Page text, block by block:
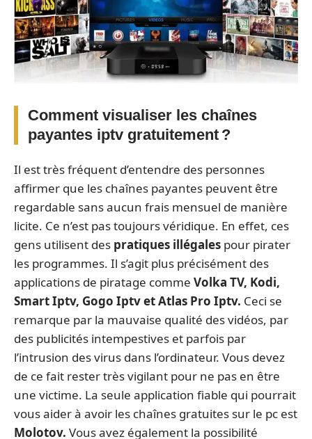
Comment visualiser les chaînes
payantes iptv gratuitement ?
Il est très fréquent d’entendre des personnes
affirmer que les chaînes payantes peuvent être
regardable sans aucun frais mensuel de manière
licite. Ce n’est pas toujours véridique. En effet, ces
gens utilisent des pratiques illégales pour pirater
les programmes. Il s’agit plus précisément des
applications de piratage comme Volka TV, Kodi,
Smart Iptv, Gogo Iptv et Atlas Pro Iptv. Ceci se
remarque par la mauvaise qualité des vidéos, par
des publicités intempestives et parfois par
l’intrusion des virus dans l’ordinateur. Vous devez
de ce fait rester très vigilant pour ne pas en être
une victime. La seule application fiable qui pourrait
vous aider à avoir les chaînes gratuites sur le pc est
Molotov. Vous avez également la possibilité